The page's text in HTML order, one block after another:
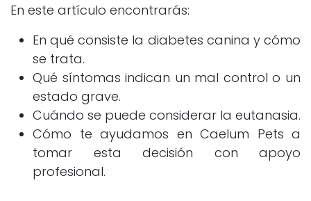
En este artículo encontrarás:
En qué consiste la diabetes canina y cómo
se trata.
Qué síntomas indican un mal control o un
estado grave.
Cuándo se puede considerar la eutanasia.
Cómo te ayudamos en Caelum Pets a
tomar esta decisión con apoyo
profesional.